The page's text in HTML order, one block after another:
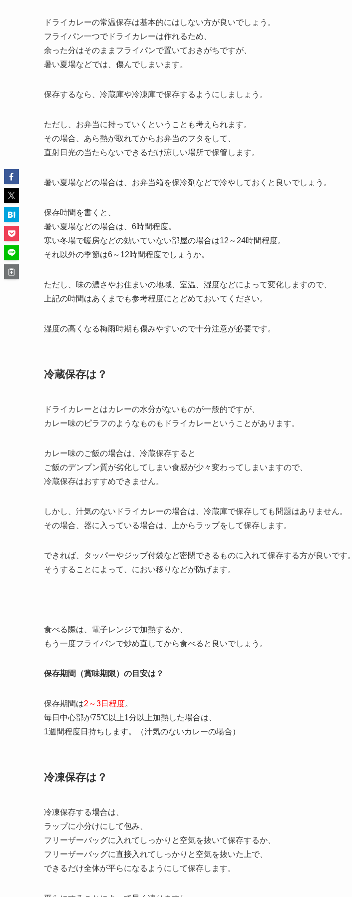
ドライカレーの常温保存は基本的にはしない方が良いでしょう。
フライパン一つでドライカレーは作れるため、
余った分はそのままフライパンで置いておきがちですが、
暑い夏場などでは、傷んでしまいます。
保存するなら、冷蔵庫や冷凍庫で保存するようにしましょう。
ただし、お弁当に持っていくということも考えられます。
その場合、あら熱が取れてからお弁当のフタをして、
直射日光の当たらないできるだけ涼しい場所で保管します。
暑い夏場などの場合は、お弁当箱を保冷剤などで冷やしておくと良いでしょう。
保存時間を書くと、
暑い夏場などの場合は、6時間程度。
寒い冬場で暖房などの効いていない部屋の場合は12～24時間程度。
それ以外の季節は6～12時間程度でしょうか。
ただし、味の濃さやお住まいの地域、室温、湿度などによって変化しますので、
上記の時間はあくまでも参考程度にとどめておいてください。
湿度の高くなる梅雨時期も傷みやすいので十分注意が必要です。
冷蔵保存は？
ドライカレーとはカレーの水分がないものが一般的ですが、
カレー味のピラフのようなものもドライカレーということがあります。
カレー味のご飯の場合は、冷蔵保存すると
ご飯のデンプン質が劣化してしまい食感が少々変わってしまいますので、
冷蔵保存はおすすめできません。
しかし、汁気のないドライカレーの場合は、冷蔵庫で保存しても問題はありません。
その場合、器に入っている場合は、上からラップをして保存します。
できれば、タッパーやジップ付袋など密閉できるものに入れて保存する方が良いです。
そうすることによって、におい移りなどが防げます。
食べる際は、電子レンジで加熱するか、
もう一度フライパンで炒め直してから食べると良いでしょう。
保存期間（賞味期限）の目安は？
保存期間は2～3日程度。
毎日中心部が75℃以上1分以上加熱した場合は、
1週間程度日持ちします。（汁気のないカレーの場合）
冷凍保存は？
冷凍保存する場合は、
ラップに小分けにして包み、
フリーザーバッグに入れてしっかりと空気を抜いて保存するか、
フリーザーバッグに直接入れてしっかりと空気を抜いた上で、
できるだけ全体が平らになるようにして保存します。